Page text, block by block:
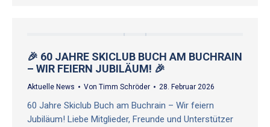
🎉 60 JAHRE SKICLUB BUCH AM BUCHRAIN
– WIR FEIERN JUBILÄUM! 🎉
Aktuelle News Von Timm Schröder 28. Februar 2026
60 Jahre Skiclub Buch am Buchrain – Wir feiern
Jubiläum! Liebe Mitglieder, Freunde und Unterstützer